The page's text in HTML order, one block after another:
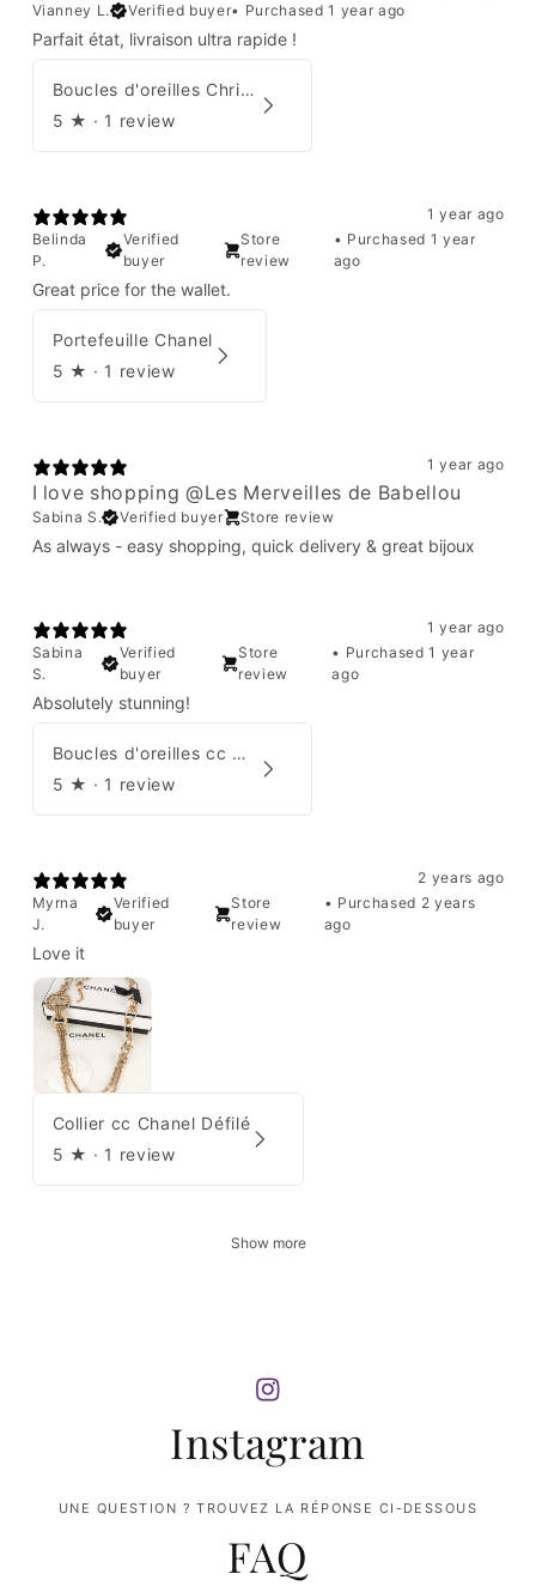
Vianney L.
Verified buyer• Purchased 1 year ago
Parfait état, livraison ultra rapide !
Boucles d'oreilles Christian Dior
5 ★ · 1 review
1 year ago
Belinda
P.
Verified
buyer
Store
review
• Purchased 1 year
ago
Great price for the wallet.
Portefeuille Chanel
5 ★ · 1 review
1 year ago
I love shopping @Les Merveilles de Babellou
Sabina S. Verified buyer Store review
As always - easy shopping, quick delivery & great bijoux
1 year ago
Sabina
S.
Verified
buyer
Store
review
• Purchased 1 year
ago
Absolutely stunning!
Boucles d'oreilles cc Chanel
5 ★ · 1 review
2 years ago
Myrna
J.
Verified
buyer
Store
review
• Purchased 2 years
ago
Love it
Collier cc Chanel Défilé
5 ★ · 1 review
Show more
Instagram
UNE QUESTION ? TROUVEZ LA RÉPONSE CI-DESSOUS
FAQ